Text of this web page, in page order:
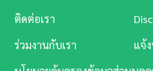
เข้าสู่หน้าร้อนเมื่อไหร่ อากา
และน้องแมว หลายคนจึงคิดอยาก
เพื่อช่วยคลายร้อน แต่การตัดขนแ
ติดต่อเรา
ร่วมงานกับเรา
แจ้